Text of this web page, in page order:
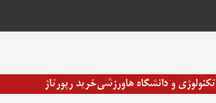
تکنولوژی و دانشگاه هاورزشیخرید رپورتاژ